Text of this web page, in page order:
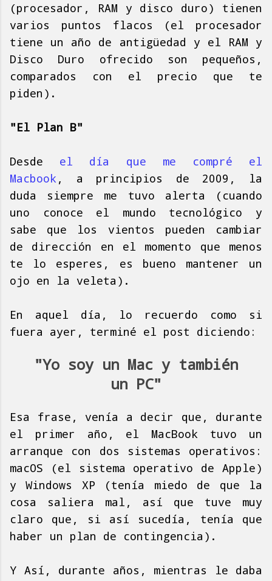
(procesador, RAM y disco duro) tienen
varios puntos flacos (el procesador
tiene un año de antigüedad y el RAM y
Disco Duro ofrecido son pequeños,
comparados con el precio que te
piden).
"El Plan B"
Desde el día que me compré el
Macbook , a principios de 2009, la
duda siempre me tuvo alerta (cuando
uno conoce el mundo tecnológico y
sabe que los vientos pueden cambiar
de dirección en el momento que menos
te lo esperes, es bueno mantener un
ojo en la veleta).
En aquel día, lo recuerdo como si
fuera ayer, terminé el post diciendo:
"Yo soy un Mac y también
un PC"
Esa frase, venía a decir que, durante
el primer año, el MacBook tuvo un
arranque con dos sistemas operativos:
macOS (el sistema operativo de Apple)
y Windows XP (tenía miedo de que la
cosa saliera mal, así que tuve muy
claro que, si así sucedía, tenía que
haber un plan de contingencia).
Y Así, durante años, mientras le daba